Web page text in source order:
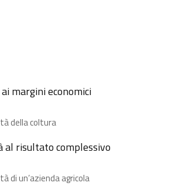
margini economici
della coltura
al risultato complessivo
di un’azienda agricola